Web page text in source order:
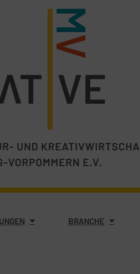
BRANCHE